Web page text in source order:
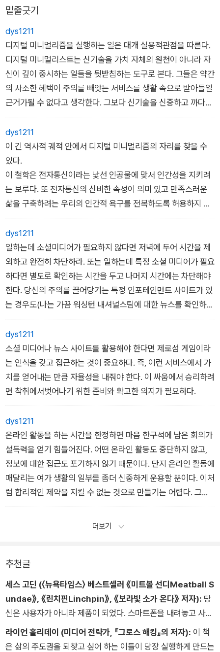
을 알차게 보내는 데 집중한 이후 일상에서 배제할 수 없을 것 같
았던 디지털 습관이 갑자기 사소하게 느껴지는 현상을 경험한다.
공허를 메우고 나면 그것을 회피하려는 딴짓이 필요 없게 된다.
-‘Chapter 6 여가의 질을 높여라’ 중에서
밑줄긋기
dys1211
디지털 미니멀리즘을 실행하는 일은 대개 실용적관점을 따른다.
디지털 미니멀리스트는 신기술을 가치 자체의 원천이 아니라 자
신이 깊이 중시하는 일들을 뒷받침하는 도구로 본다. 그들은 약간
의 사소한 혜택이 주의를 빼앗는 서비스를 생활 속으로 받아들일
근거가될 수 없다고 생각한다. 그보다 신기술을 신중하고 까다로
운 방식으로 활용해 커다란 혜택을 누리는 데 관심이 있다. 또 마
찬가지로 중요한 점은그들이 다른 모든 사소한 혜택을 놓쳐도 개
의치 않는다는 것이다.
dys1211
이 긴 역사적 궤적 안에서 디지털 미니멀리즘의 자리를 찾을 수
있다.
이 철학은 전자통신이라는 낯선 인공물에 맞서 인간성을 지키려
는 보루다. 또 전자통신의 신비한 속성이 의미 있고 만족스러운
삶을 구축하려는 우리의 인간적 욕구를 전복하도록 허용하지 않
고 그 혁신이 제공하는혜택을 누릴 수 있는 방식이기도 하다(메
인과 텍사스 사이에 연결된 전신선은 실제로 유용한 기능을 했
다).
dys1211
일하는데 소셜미디어가 필요하지 않다면 저녁에 두어 시간을 제
외하고 완전히 차단하라. 또는 일하는데 특정 소셜 미디어가 필요
하다면 별도로 확인하는 시간을 두고 나머지 시간에는 차단해야
한다. 당신의 주의를 끌어당기는 특정 인포테인먼트 사이트가 있
는 경우도(나는 가끔 워싱턴 내셔널스팀에 대한 뉴스를 확인하고
싶은 욕구가 강하게 든다)마찬가지다.
dys1211
소셜 미디어나 뉴스 사이트를 활용해야 한다면 제로섬 게임이라
는 인식을 갖고 접근하는 것이 중요하다. 즉, 이런 서비스에서 가
치를 얻어내는 만큼 자율성을 내줘야 한다. 이 싸움에서 승리하려
면 착취에서벗어나기 위한 준비와 확고한 의지가 필요하다.
dys1211
온라인 활동을 하는 시간을 한정하면 마음 한구석에 남은 회의가
설득력을 얻기 힘들어진다. 어떤 온라인 활동도 중단하지 않고,
정보에 대한 접근도 포기하지 않기 때문이다. 단지 온라인 활동에
매달리는 여가 생활의 일부를 좀더 신중하게 운용할 뿐이다. 이처
럼 합리적인 제약을 지킬 수 없는 것으로 만들기는 어렵다. 그래
서 오래 지속할 가능성이 높아진다.
더보기
추천글
세스 고딘 (〈뉴욕타임스〉 베스트셀러 《미트볼 선디Meatball S
undae》, 《린치핀Linchpin》, 《보라빛 소가 온다》 저자): 당
신은 사용자가 아니라 제품이 되었다. 스마트폰을 내려놓고 사이
트에서 로그오프하고 다른 존재방식을 추구하라. 브라보. 좋은 사
람들을 위한 현명한 조언이다.
라이언 홀리데이 (미디어 전략가, 『그로스 해킹』의 저자): 이 책
은 삶의 주도권을 되찾고 싶어 하는 이들이 당장 실행하게 만드는